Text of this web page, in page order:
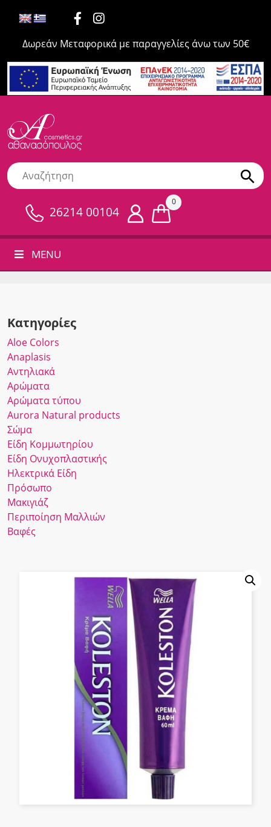
Δωρεάν Μεταφορικά με παραγγελίες άνω των 50€
26214 00104
0
MENU
Κατηγορίες
Αloe Colors
Anaplasis
Αντηλιακά
Αρώματα
Αρώματα τύπου
Αurora Νatural products
Σώμα
Είδη Κομμωτηρίου
Είδη Ονυχοπλαστικής
Ηλεκτρικά Είδη
Πρόσωπο
Μακιγιάζ
Περιποίηση Μαλλιών
Βαφές